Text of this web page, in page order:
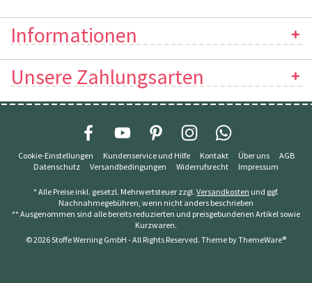
Informationen
Unsere Zahlungsarten
Cookie-Einstellungen Kundenservice und Hilfe Kontakt Über uns
AGB
Datenschutz
Versandbedingungen Widerrufsrecht Impressum
* Alle Preise inkl. gesetzl. Mehrwertsteuer zzgl. Versandkosten und ggf.
Nachnahmegebühren, wenn nicht anders beschrieben
** Ausgenommen sind alle bereits reduzierten und preisgebundenen Artikel sowie
Kurzwaren.
© 2026 Stoffe Werning GmbH - All Rights Reserved. Theme byThemeWare®